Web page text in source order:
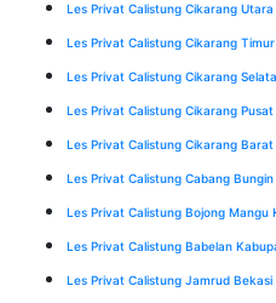
Les Privat Calistung Cikarang
Les Privat Calistung Cikarang
Les Privat Calistung Cikarang
Les Privat Calistung Cikarang
Les Privat Calistung Cikarang
Les Privat Calistung Cabang
Les Privat Calistung Bojong Mangu
Les Privat Calistung Babelan
Les Privat Calistung Jamrud Bekasi